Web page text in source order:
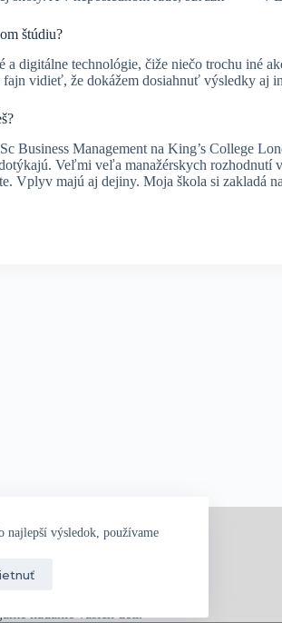
najlepší výsledok, používame
štúdiu?
a digitálne technológie, čiže niečo trochu iné
vidieť, že dokážem dosiahnuť výsledky aj
Business Management na King’s
Veľmi veľa manažérskych rozhodnutí
Vplyv majú aj dejiny. Moja škola si zakladá
nadanie vašich detí.